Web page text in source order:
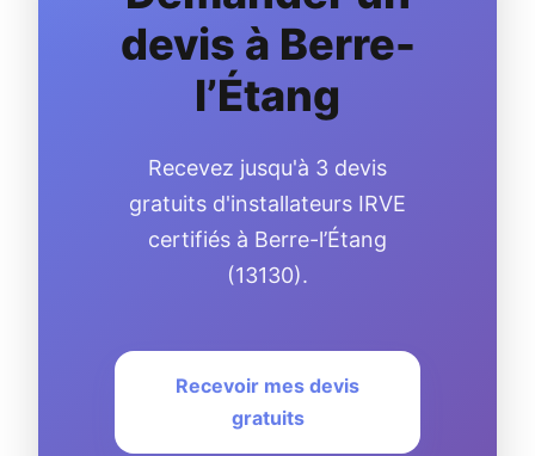
devis à Berre-
l’Étang
Recevez jusqu'à 3 devis
gratuits d'installateurs IRVE
certifiés à Berre-l’Étang
(13130).
Recevoir mes devis
gratuits